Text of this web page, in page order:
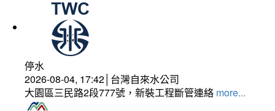
停水
2026-08-04, 17:42│台灣自來水公司
大園區三民路2段777號，新裝工程斷管連絡 more...